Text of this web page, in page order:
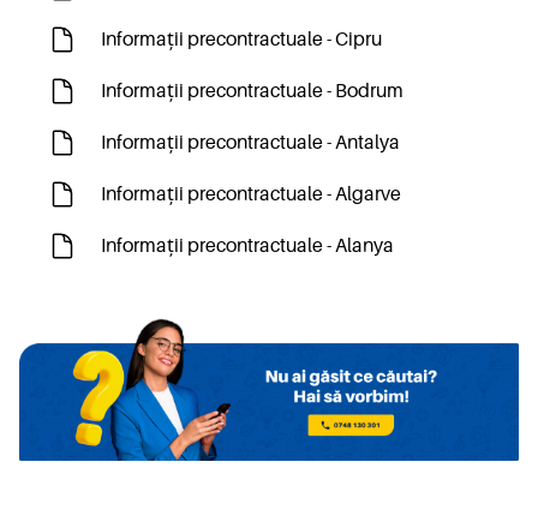
Informații precontractuale - Cipru
Informații precontractuale - Bodrum
Informații precontractuale - Antalya
Informații precontractuale - Algarve
Informații precontractuale - Alanya